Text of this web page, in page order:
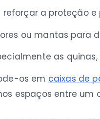
reforçar a proteção
ou mantas
as
os em caixas de
espaços entre um